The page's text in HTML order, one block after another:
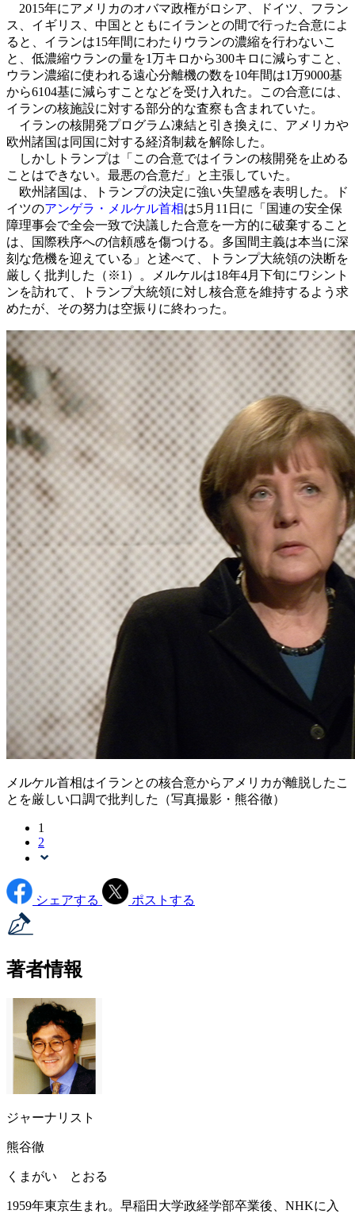
2015年にアメリカのオバマ政権がロシア、ドイツ、フラン
ス、イギリス、中国とともにイランとの間で行った合意によ
ると、イランは15年間にわたりウランの濃縮を行わないこ
と、低濃縮ウランの量を1万キロから300キロに減らすこと、
ウラン濃縮に使われる遠心分離機の数を10年間は1万9000基
から6104基に減らすことなどを受け入れた。この合意には、
イランの核施設に対する部分的な査察も含まれていた。
イランの核開発プログラム凍結と引き換えに、アメリカや
欧州諸国は同国に対する経済制裁を解除した。
しかしトランプは「この合意ではイランの核開発を止める
ことはできない。最悪の合意だ」と主張していた。
欧州諸国は、トランプの決定に強い失望感を表明した。ド
イツのアンゲラ・メルケル首相は5月11日に「国連の安全保
障理事会で全会一致で決議した合意を一方的に破棄すること
は、国際秩序への信頼感を傷つける。多国間主義は本当に深
刻な危機を迎えている」と述べて、トランプ大統領の決断を
厳しく批判した（※1）。メルケルは18年4月下旬にワシント
ンを訪れて、トランプ大統領に対し核合意を維持するよう求
めたが、その努力は空振りに終わった。
メルケル首相はイランとの核合意からアメリカが離脱したこ
とを厳しい口調で批判した（写真撮影・熊谷徹）
1
2
シェアする ポストする
著者情報
ジャーナリスト
熊谷徹
くまがい とおる
1959年東京生まれ。早稲田大学政経学部卒業後、NHKに入